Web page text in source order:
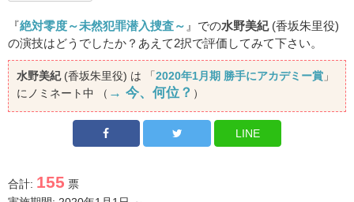
『絶対零度～未然犯罪潜入捜査～ 』での水野美紀(香坂朱里役)
の演技はどうでしたか？あえて2択で評価してみて下さい。
水野美紀(香坂朱里役) は 「2020年1月期 勝手にアカデミー賞 」
にノミネート中 （ → 今、何位？ ）
LINE
合計: 155 票